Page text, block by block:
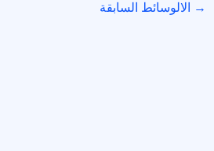
→ الالوسائط السابقة